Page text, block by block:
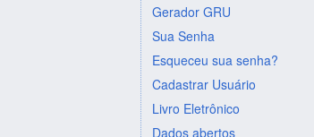
Gerador GRU
Sua Senha
Esqueceu sua senha?
Cadastrar Usuário
Livro Eletrônico
Dados abertos